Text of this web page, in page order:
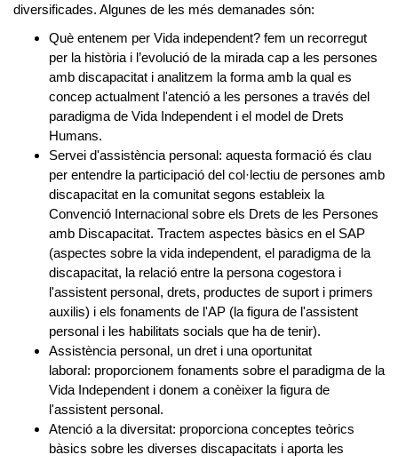
diversificades. Algunes de les més demanades són:
Què entenem per Vida independent? fem un recorregut
per la història i l’evolució de la mirada cap a les persones
amb discapacitat i analitzem la forma amb la qual es
concep actualment l'atenció a les persones a través del
paradigma de Vida Independent i el model de Drets
Humans.
Servei d'assistència personal: aquesta formació és clau
per entendre la participació del col·lectiu de persones amb
discapacitat en la comunitat segons estableix la
Convenció Internacional sobre els Drets de les Persones
amb Discapacitat. Tractem aspectes bàsics en el SAP
(aspectes sobre la vida independent, el paradigma de la
discapacitat, la relació entre la persona cogestora i
l'assistent personal, drets, productes de suport i primers
auxilis) i els fonaments de l'AP (la figura de l'assistent
personal i les habilitats socials que ha de tenir).
Assistència personal, un dret i una oportunitat
laboral: proporcionem fonaments sobre el paradigma de la
Vida Independent i donem a conèixer la figura de
l'assistent personal.
Atenció a la diversitat: proporciona conceptes teòrics
bàsics sobre les diverses discapacitats i aporta les